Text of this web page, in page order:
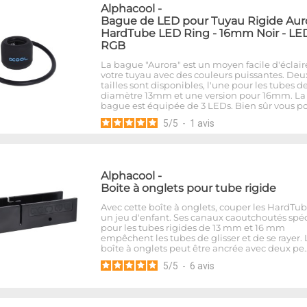
Alphacool -
Bague de LED pour Tuyau Rigide
HardTube LED Ring - 16mm Noir -
RGB
La bague "Aurora" est un moyen facile
votre tuyau avec des couleurs puissantes.
tailles sont disponibles, l'une pour les tubes
diamètre 13mm et une version pour 16mm. La
bague est équipée de 3 LEDs. Bien sûr vous
5/5 - 1 avis
Alphacool -
Boite à onglets pour tube rigide
Avec cette boîte à onglets, couper les
un jeu d'enfant. Ses canaux caoutchoutés
pour les tubes rigides de 13 mm et 16 mm
empêchent les tubes de glisser et de se rayer.
boîte à onglets peut être ancrée avec deux
5/5 - 6 avis